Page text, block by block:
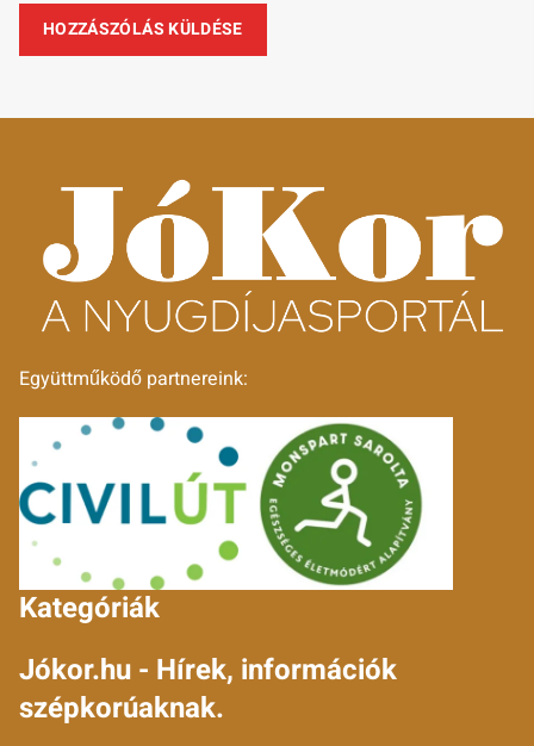
Együttműködő partnereink:
Kategóriák
Jókor.hu - Hírek, információk
szépkorúaknak.